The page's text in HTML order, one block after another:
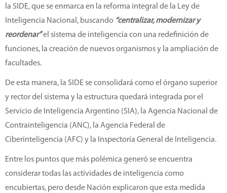
la SIDE, que se enmarca en la reforma integral de la Ley de
Inteligencia Nacional, buscando “centralizar, modernizar y
reordenar”el sistema de inteligencia con una redefinición de
funciones, la creación de nuevos organismos y la ampliación de
facultades.
De esta manera, la SIDE se consolidará como el órgano superior
y rector del sistema y la estructura quedará integrada por el
Servicio de Inteligencia Argentino (SIA), la Agencia Nacional de
Contrainteligencia (ANC), la Agencia Federal de
Ciberinteligencia (AFC) y la Inspectoría General de Inteligencia.
Entre los puntos que más polémica generó se encuentra
considerar todas las actividades de inteligencia como
encubiertas, pero desde Nación explicaron que esta medida